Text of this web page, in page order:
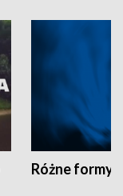
Różne formy